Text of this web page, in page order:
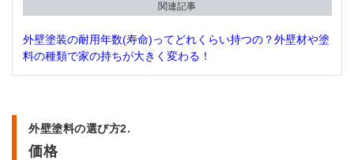
のお
すす
め塗
料
タン
塗料
の特
関連記事
外壁塗装の耐用年数(寿命)ってどれくらい持つの？外壁材や塗
料の種類で家の持ちが大きく変わる！
外壁塗料の選び方2.
価格